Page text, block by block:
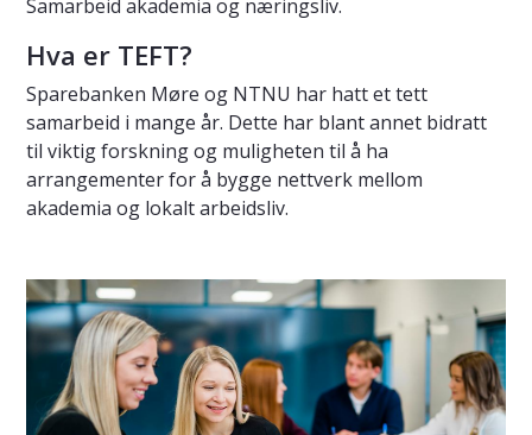
Samarbeid akademia og næringsliv.
Hva er TEFT?
Sparebanken Møre og NTNU har hatt et tett
samarbeid i mange år. Dette har blant annet bidratt
til viktig forskning og muligheten til å ha
arrangementer for å bygge nettverk mellom
akademia og lokalt arbeidsliv.